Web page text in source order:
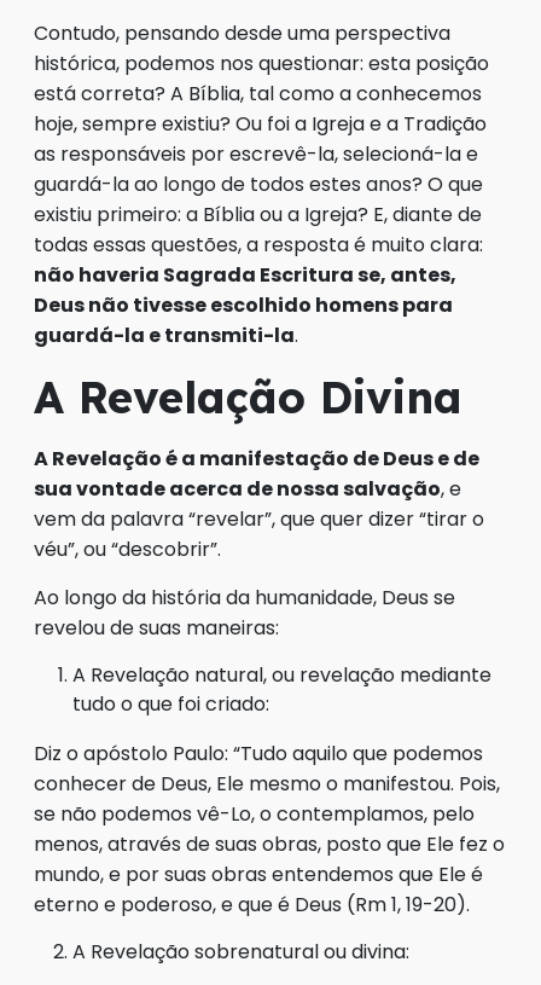
Contudo, pensando desde uma perspectiva
histórica, podemos nos questionar: esta posição
está correta? A Bíblia, tal como a conhecemos
hoje, sempre existiu? Ou foi a Igreja e a Tradição
as responsáveis por escrevê-la, selecioná-la e
guardá-la ao longo de todos estes anos? O que
existiu primeiro: a Bíblia ou a Igreja? E, diante de
todas essas questões, a resposta é muito clara:
não haveria Sagrada Escritura se, antes,
Deus não tivesse escolhido homens para
guardá-la e transmiti-la.
A Revelação Divina
A Revelação é a manifestação de Deus e de
sua vontade acerca de nossa salvação, e
vem da palavra “revelar”, que quer dizer “tirar o
véu”, ou “descobrir”.
Ao longo da história da humanidade, Deus se
revelou de suas maneiras:
A Revelação natural, ou revelação mediante
tudo o que foi criado:
Diz o apóstolo Paulo: “Tudo aquilo que podemos
conhecer de Deus, Ele mesmo o manifestou. Pois,
se não podemos vê-Lo, o contemplamos, pelo
menos, através de suas obras, posto que Ele fez o
mundo, e por suas obras entendemos que Ele é
eterno e poderoso, e que é Deus (Rm 1, 19-20).
A Revelação sobrenatural ou divina: